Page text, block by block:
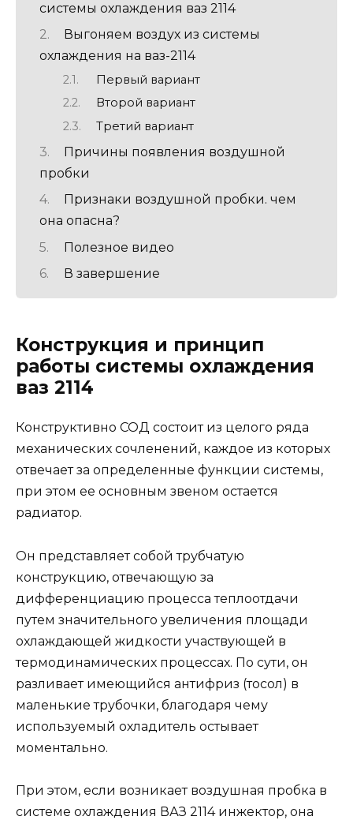
системы охлаждения ваз 2114
Выгоняем воздух из системы
охлаждения на ваз-2114
Первый вариант
Второй вариант
Третий вариант
Причины появления воздушной
пробки
Признаки воздушной пробки. чем
она опасна?
Полезное видео
В завершение
Конструкция и принцип
работы системы охлаждения
ваз 2114
Конструктивно СОД состоит из целого ряда
механических сочленений, каждое из которых
отвечает за определенные функции системы,
при этом ее основным звеном остается
радиатор.
Он представляет собой трубчатую
конструкцию, отвечающую за
дифференциацию процесса теплоотдачи
путем значительного увеличения площади
охлаждающей жидкости участвующей в
термодинамических процессах. По сути, он
разливает имеющийся антифриз (тосол) в
маленькие трубочки, благодаря чему
используемый охладитель остывает
моментально.
При этом, если возникает воздушная пробка в
системе охлаждения ВАЗ 2114 инжектор, она